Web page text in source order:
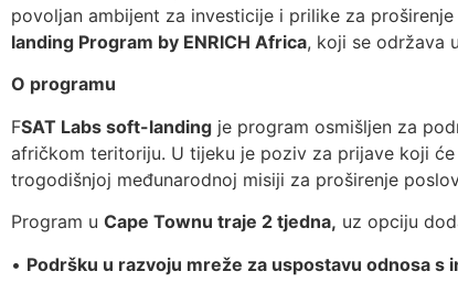
povoljan ambijent za investicije i prilike za proširenje
landing Program by ENRICH Africa, koji se održava u
O programu
FSAT Labs soft-landing je program osmišljen za
afričkom teritoriju. U tijeku je poziv za prijave koji
trogodišnjoj međunarodnoj misiji za proširenje
Program u Cape Townu traje 2 tjedna, uz opciju
• Podršku u razvoju mreže za uspostavu odnosa